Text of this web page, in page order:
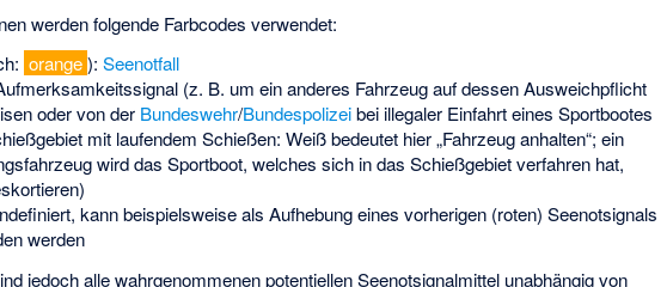
werden folgende Farbcodes verwendet:
orange): Seenotfall
(z. B. um ein anderes Fahrzeug auf dessen Ausweichpflicht
oder von der Bundeswehr/Bundespolizeibei illegaler Einfahrt eines Sportbootes
mit laufendem Schießen: Weiß bedeutet hier „Fahrzeug anhalten“; ein
wird das Sportboot, welches sich in das Schießgebiet verfahren hat,
kann beispielsweise als Aufhebung eines vorherigen (roten) Seenotsignals
werden
jedoch alle wahrgenommenen potentiellen Seenotsignalmittel unabhängig von